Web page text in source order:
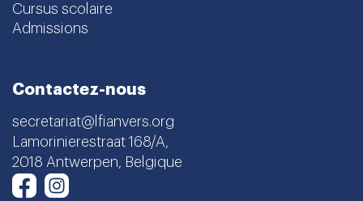
Cursus scolaire
Admissions
Contactez-nous
secretariat@lfianvers.org
Lamorinierestraat 168/A,
2018 Antwerpen, Belgique
FacebookInstagram